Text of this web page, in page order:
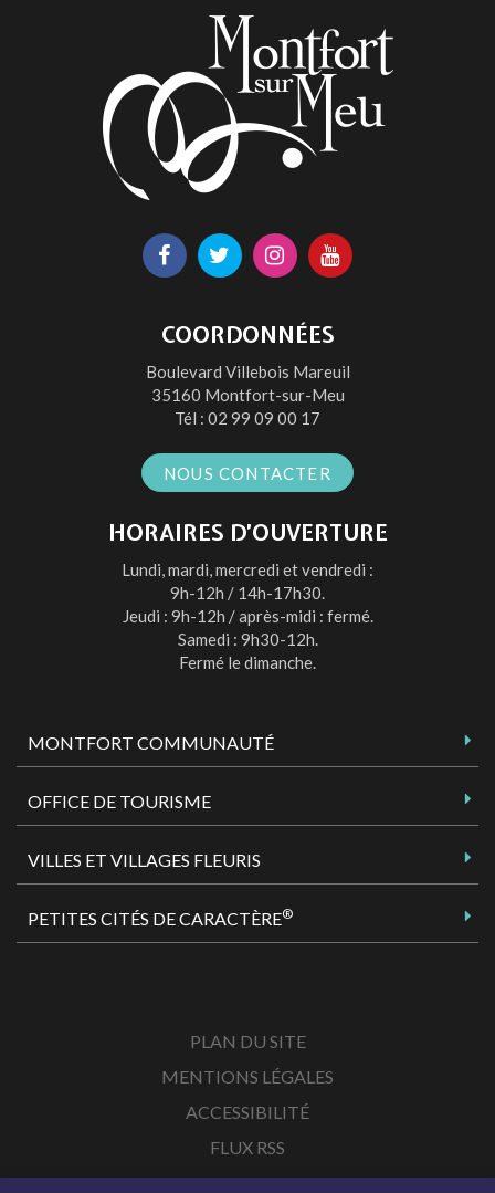
Lien
le
compte
Facebook
Lien
le
compte
Twitter
Lien
le
compte
Instagram
Lien
la
chaîne
Youtube
COORDONNÉES
Boulevard Villebois Mareuil
35160 Montfort-sur-Meu
Tél : 02 99 09 00 17
NOUS CONTACTER
HORAIRES D’OUVERTURE
Lundi, mardi, mercredi et vendredi :
9h-12h / 14h-17h30.
Jeudi : 9h-12h / après-midi : fermé.
Samedi : 9h30-12h.
Fermé le dimanche.
MONTFORT COMMUNAUTÉ
OFFICE DE TOURISME
VILLES ET VILLAGES FLEURIS
PETITES CITÉS DE CARACTÈRE®
PLAN DU SITE
MENTIONS LÉGALES
ACCESSIBILITÉ
FLUX RSS